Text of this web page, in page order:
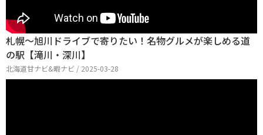
札幌～旭川ドライブで寄りたい！名物グルメが楽しめる道
の駅【滝川・深川】
北海道甘ナビ&暇ナビ / 2025-03-28